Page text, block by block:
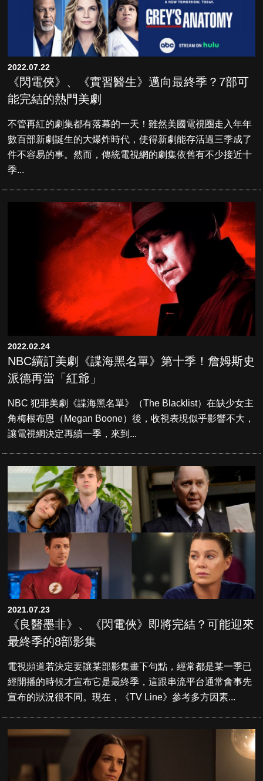
2022.07.22
《閃電俠》、《實習醫生》邁向最終季？7部可
能完結的熱門美劇
不管再紅的劇集都有落幕的一天！雖然美國電視圈走入年年
數百部新劇誕生的大爆炸時代，使得新劇能存活過三季成了
件不容易的事。然而，傳統電視網的劇集依舊有不少接近十
季...
2022.02.24
NBC續訂美劇《諜海黑名單》第十季！詹姆斯史
派德再當「紅爺」
NBC 犯罪美劇《諜海黑名單》（The Blacklist）在缺少女主
角梅根布恩（Megan Boone）後，收視表現似乎影響不大，
讓電視網決定再續一季，來到...
2021.07.23
《良醫墨非》、《閃電俠》即將完結？可能迎來
最終季的8部影集
電視頻道若決定要讓某部影集畫下句點，經常都是某一季已
經開播的時候才宣布它是最終季，這跟串流平台通常會事先
宣布的狀況很不同。現在，《TV Line》參考多方因素...